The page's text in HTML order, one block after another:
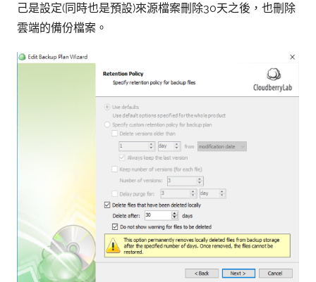
己是設定(同時也是預設)來源檔案刪除30天之後，也刪除
雲端的備份檔案。